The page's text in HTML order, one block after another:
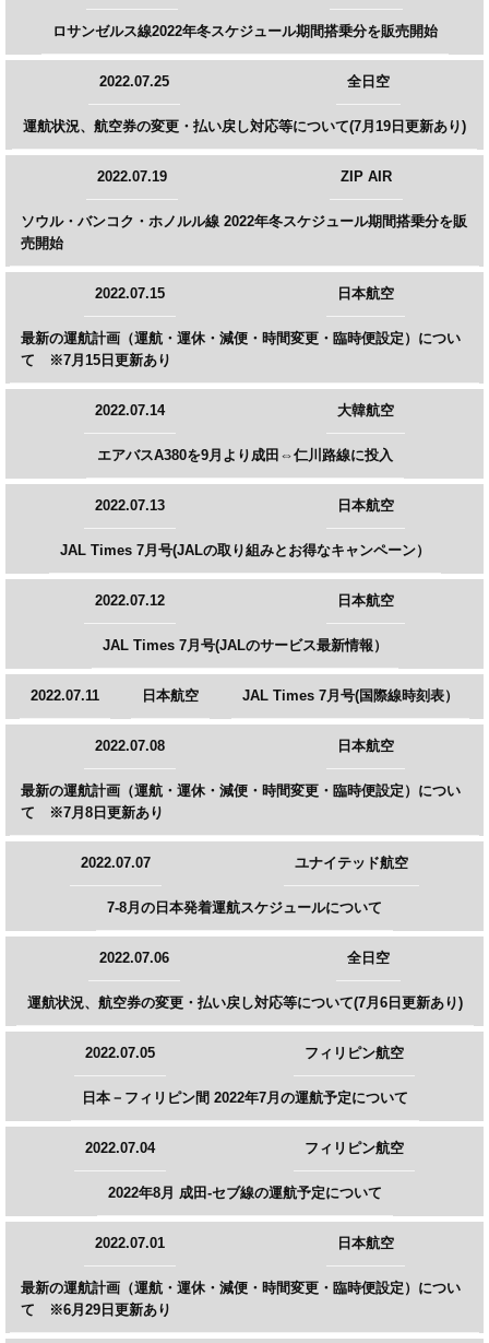
ロサンゼルス線2022年冬スケジュール期間搭乗分を販売開始
2022.07.25 全日空
運航状況、航空券の変更・払い戻し対応等について(7月19日更新あり)
2022.07.19 ZIP AIR
ソウル・バンコク・ホノルル線 2022年冬スケジュール期間搭乗分を販
売開始
2022.07.15 日本航空
最新の運航計画（運航・運休・減便・時間変更・臨時便設定）につい
て ※7月15日更新あり
2022.07.14 大韓航空
エアバスA380を9月より成田⇔仁川路線に投入
2022.07.13 日本航空
JAL Times 7月号(JALの取り組みとお得なキャンペーン）
2022.07.12 日本航空
JAL Times 7月号(JALのサービス最新情報）
2022.07.11 日本航空 JAL Times 7月号(国際線時刻表）
2022.07.08 日本航空
最新の運航計画（運航・運休・減便・時間変更・臨時便設定）につい
て ※7月8日更新あり
2022.07.07 ユナイテッド航空
7-8月の日本発着運航スケジュールについて
2022.07.06 全日空
運航状況、航空券の変更・払い戻し対応等について(7月6日更新あり)
2022.07.05 フィリピン航空
日本－フィリピン間 2022年7月の運航予定について
2022.07.04 フィリピン航空
2022年8月 成田-セブ線の運航予定について
2022.07.01 日本航空
最新の運航計画（運航・運休・減便・時間変更・臨時便設定）につい
て ※6月29日更新あり